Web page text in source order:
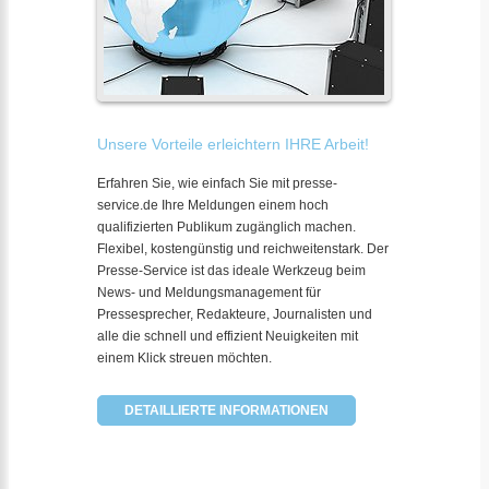
Unsere Vorteile erleichtern IHRE Arbeit!
Erfahren Sie, wie einfach Sie mit presse-
service.de Ihre Meldungen einem hoch
qualifizierten Publikum zugänglich machen.
Flexibel, kostengünstig und reichweitenstark. Der
Presse-Service ist das ideale Werkzeug beim
News- und Meldungsmanagement für
Pressesprecher, Redakteure, Journalisten und
alle die schnell und effizient Neuigkeiten mit
einem Klick streuen möchten.
DETAILLIERTE INFORMATIONEN